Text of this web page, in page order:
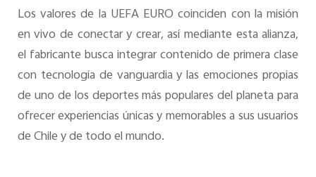
Los valores de la UEFA EURO coinciden con la misión
en vivo de conectar y crear, así mediante esta alianza,
el fabricante busca integrar contenido de primera clase
con tecnología de vanguardia y las emociones propias
de uno de los deportes más populares del planeta para
ofrecer experiencias únicas y memorables a sus usuarios
de Chile y de todo el mundo.